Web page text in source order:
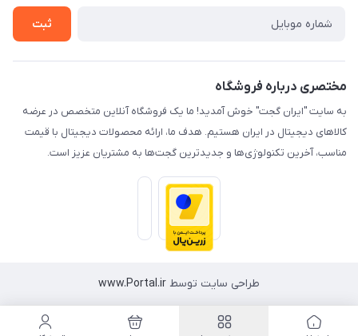
ثبت
مختصری درباره فروشگاه
به سایت "ایران گجت" خوش آمدید! ما یک فروشگاه آنلاین متخصص در عرضه
کالاهای دیجیتال در ایران هستیم. هدف ما، ارائه محصولات دیجیتال با قیمت
مناسب، آخرین تکنولوژی‌ها و جدیدترین گجت‌ها به مشتریان عزیز است.
طراحی سایت توسط www.Portal.ir